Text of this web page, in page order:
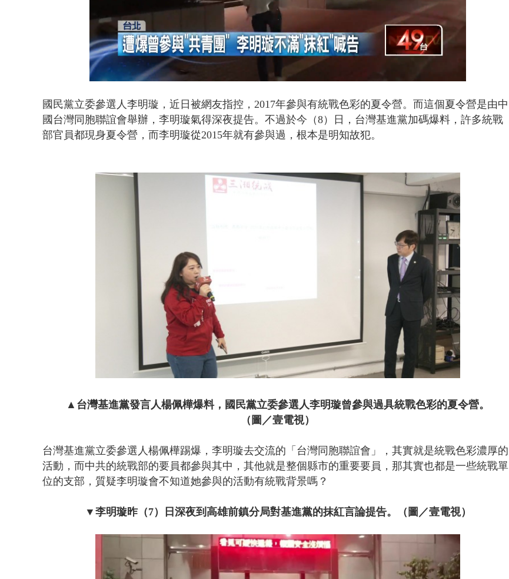
38.35%
國民黨立委參選人李明璇，近日被網友指控，2017年參與有統戰色彩的夏令營。而這個夏令營是由中
國台灣同胞聯誼會舉辦，李明璇氣得深夜提告。不過於今（8）日，台灣基進黨加碼爆料，許多統戰
部官員都現身夏令營，而李明璇從2015年就有參與過，根本是明知故犯。
▲台灣基進黨發言人楊佩樺爆料，國民黨立委參選人李明璇曾參與過具統戰色彩的夏令營。
（圖／壹電視）
台灣基進黨立委參選人楊佩樺踢爆，李明璇去交流的「台灣同胞聯誼會」 ， 其實就是統戰色彩濃厚的
活動，而中共的統戰部的要員都參與其中 ，其他就是整個縣市的重要要員，那其實也都是一些統戰單
位的支部，質疑李明璇會不知道她參與的活動有統戰背景嗎？
▼李明璇昨（7）日深夜到高雄前鎮分局對基進黨的抹紅言論提告。 （圖／壹電視）